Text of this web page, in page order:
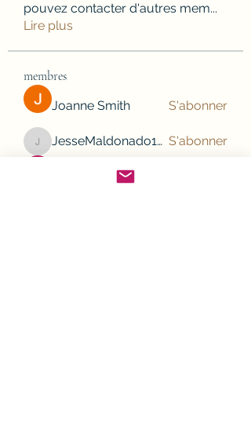
pouvez contacter d'autres mem...
Lire plus
membres
Joanne Smith S'abonner
JesseMaldonado1969116 JesseMaldonado1969116 S'abonner
Gamov Odas